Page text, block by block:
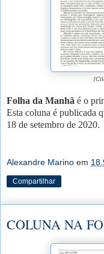
Folha da Manhã é o
Esta coluna é publicada
18 de setembro de 2020.
Alexandre Marino em
Compartilhar
COLUNA NA